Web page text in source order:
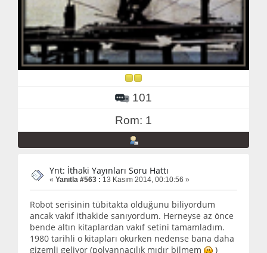
101
Rom: 1
Ynt: İthaki Yayınları Soru Hattı
« Yanıtla #563 : 13 Kasım 2014, 00:10:56 »
Robot serisinin tübitakta olduğunu biliyordum
ancak vakıf ithakide sanıyordum. Herneyse az önce
bende altın kitaplardan vakıf setini tamamladım.
1980 tarihli o kitapları okurken nedense bana daha
gizemli geliyor (polyannacılık mıdır bilmem
)